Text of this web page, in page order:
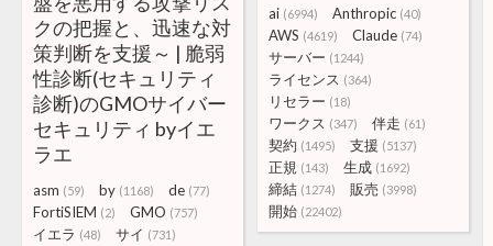
クの把握と、迅速な対
策判断を支援～ | 脆弱
性診断(セキュリティ
診断)のGMOサイバー
セキュリティ byイエ
ラエ
asm (59) by (1168) de (77)
FortiSIEM (2) GMO (757)
イエラ (48) サイ (731)
ai (6994) Anthropic (40)
AWS (4619) Claude (74)
サーバー (1244)
ライセンス (364)
リセラー (18)
ワークス (347) 伴走 (61)
契約 (1495) 支援 (5137)
正規 (143) 生成 (1692)
締結 (1274) 販売 (3998)
開始 (22402)